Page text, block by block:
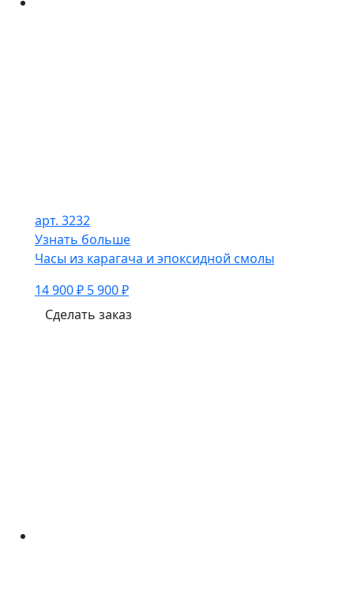
арт. 3232
Узнать больше
Часы из карагача и эпоксидной смолы
14 900 ₽ 5 900 ₽
Сделать заказ